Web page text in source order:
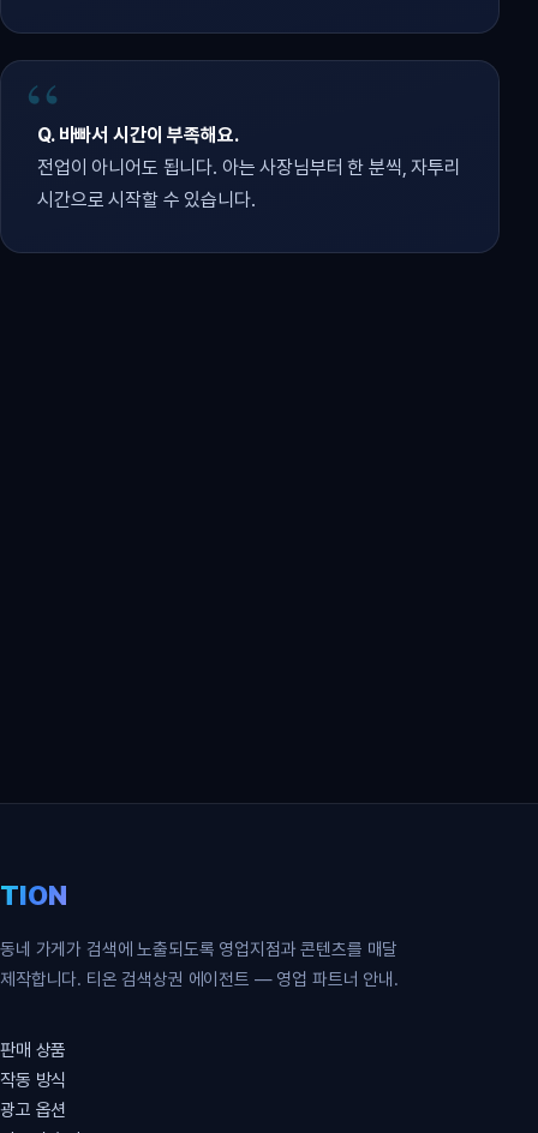
Q. 바빠서 시간이 부족해요.
전업이 아니어도 됩니다. 아는 사장님부터 한 분씩, 자투리
시간으로 시작할 수 있습니다.
TION
동네 가게가 검색에 노출되도록 영업지점과 콘텐츠를 매달
제작합니다. 티온 검색상권 에이전트 — 영업 파트너 안내.
판매 상품
작동 방식
광고 옵션